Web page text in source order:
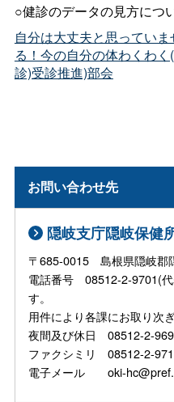
○健診のデータの見方につ
自分は大丈夫と思ってい
る！今の自分の体わくわ
診)受診推進)部会
お問い合わせ先
隠岐支庁隠岐保健
〒685-0015 島根県隠岐郡
電話番号 08512-2-9701(
す。
用件により各課にお取り次ぎ
夜間及び休日 08512-2-
ファクシミリ 08512-2-
電子メール oki-